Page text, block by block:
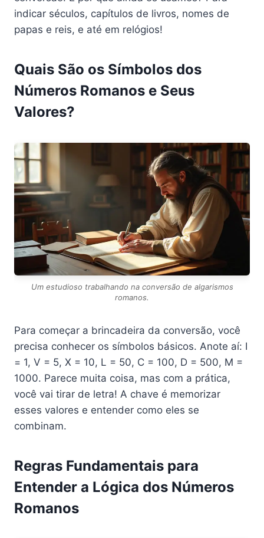
indicar séculos, capítulos de livros, nomes de
papas e reis, e até em relógios!
Quais São os Símbolos dos
Números Romanos e Seus
Valores?
Um estudioso trabalhando na conversão de algarismos
romanos.
Para começar a brincadeira da conversão, você
precisa conhecer os símbolos básicos. Anote aí: I
= 1, V = 5, X = 10, L = 50, C = 100, D = 500, M =
1000. Parece muita coisa, mas com a prática,
você vai tirar de letra! A chave é memorizar
esses valores e entender como eles se
combinam.
Regras Fundamentais para
Entender a Lógica dos Números
Romanos